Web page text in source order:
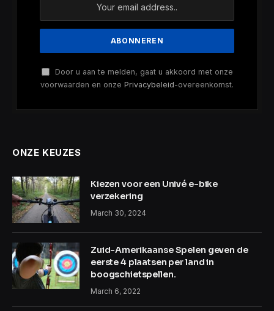
Door u aan te melden, gaat u akkoord met onze
voorwaarden en onze Privacybeleid-overeenkomst.
ONZE KEUZES
Kiezen voor een Univé e-bike
verzekering
March 30, 2024
Zuid-Amerikaanse Spelen geven de
eerste 4 plaatsen per land in
boogschietspellen.
March 6, 2022